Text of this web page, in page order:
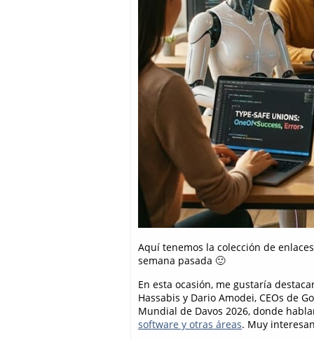
Aquí tenemos la colección de
semana pasada 🙂
En esta ocasión, me gustaría
Hassabis y Dario Amodei, CEOs de
Mundial de Davos 2026, donde
software y otras áreas. Muy